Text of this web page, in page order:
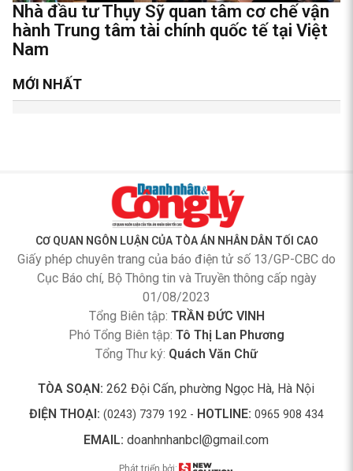
Nhà đầu tư Thụy Sỹ quan tâm cơ chế vận
hành Trung tâm tài chính quốc tế tại Việt
Nam
MỚI NHẤT
CƠ QUAN NGÔN LUẬN CỦA TÒA ÁN NHÂN DÂN TỐI CAO
Giấy phép chuyên trang của báo điện tử số 13/GP-CBC do
Cục Báo chí, Bộ Thông tin và Truyền thông cấp ngày
01/08/2023
Tổng Biên tập: TRẦN ĐỨC VINH
Phó Tổng Biên tập: Tô Thị Lan Phương
Tổng Thư ký: Quách Văn Chữ
TÒA SOẠN: 262 Đội Cấn, phường Ngọc Hà, Hà Nội
ĐIỆN THOẠI: (0243) 7379 192 - HOTLINE: 0965 908 434
EMAIL: doanhnhanbcl@gmail.com